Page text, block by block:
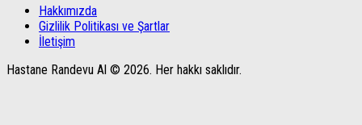
Hakkımızda
Gizlilik Politikası ve Şartlar
İletişim
Hastane Randevu Al © 2026. Her hakkı saklıdır.